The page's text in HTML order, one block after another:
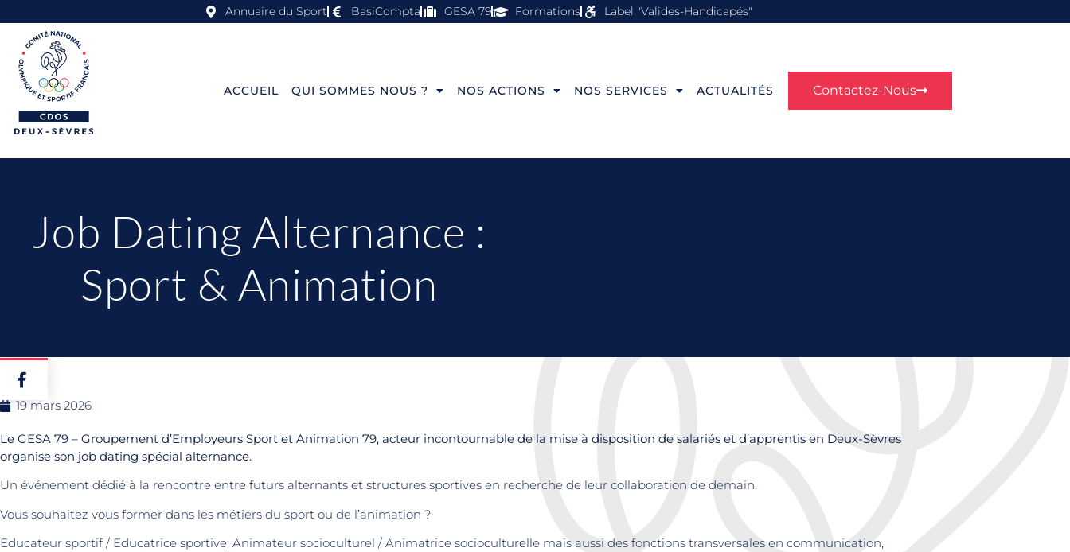
Annuaire du Sport BasiCompta GESA 79 Formations Label "Valides-Handicapés"
ACCUEIL QUI SOMMES NOUS ? NOS ACTIONS NOS SERVICES ACTUALITÉS Contactez-Nous
Job Dating Alternance :
Sport & Animation
19 mars 2026
Le GESA 79 – Groupement d’Employeurs Sport et Animation 79, acteur incontournable de la mise à disposition de salariés et d’apprentis en Deux-Sèvres
organise son job dating spécial alternance.
Un événement dédié à la rencontre entre futurs alternants et structures sportives en recherche de leur collaboration de demain.
Vous souhaitez vous former dans les métiers du sport ou de l’animation ?
Educateur sportif / Educatrice sportive, Animateur socioculturel / Animatrice socioculturelle mais aussi des fonctions transversales en communication,